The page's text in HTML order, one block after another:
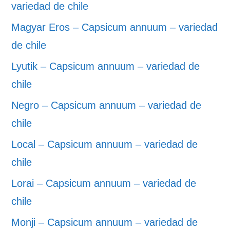
variedad de chile
Magyar Eros – Capsicum annuum – variedad
de chile
Lyutik – Capsicum annuum – variedad de
chile
Negro – Capsicum annuum – variedad de
chile
Local – Capsicum annuum – variedad de
chile
Lorai – Capsicum annuum – variedad de
chile
Monji – Capsicum annuum – variedad de